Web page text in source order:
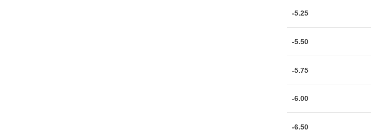
-5.25
-5.50
-5.75
-6.00
-6.50